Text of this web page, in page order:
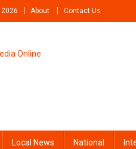
About Contact Us
Media
Local News National